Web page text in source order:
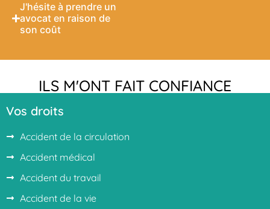
J'hésite à prendre un
avocat en raison de
son coût
ILS M'ONT FAIT CONFIANCE
Vos droits
Accident de la circulation
Accident médical
Accident du travail
Accident de la vie